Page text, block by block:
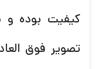
کیفیت بوده
تصویر فوق